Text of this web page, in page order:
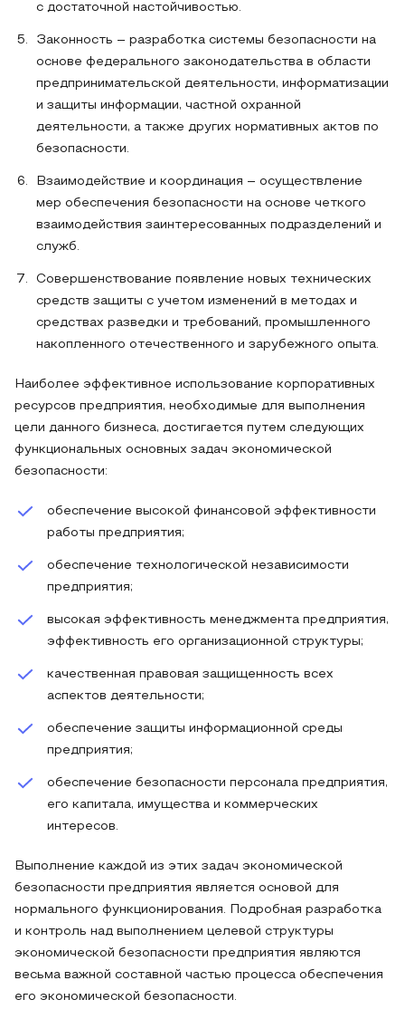
с достаточной настойчивостью.
Законность – разработка системы безопасности на
основе федерального законодательства в области
предпринимательской деятельности, информатизации
и защиты информации, частной охранной
деятельности, а также других нормативных актов по
безопасности.
Взаимодействие и координация – осуществление
мер обеспечения безопасности на основе четкого
взаимодействия заинтересованных подразделений и
служб.
Совершенствование появление новых технических
средств защиты с учетом изменений в методах и
средствах разведки и требований, промышленного
накопленного отечественного и зарубежного опыта.
Наиболее эффективное использование корпоративных
ресурсов предприятия, необходимые для выполнения
цели данного бизнеса, достигается путем следующих
функциональных основных задач экономической
безопасности:
обеспечение высокой финансовой эффективности
работы предприятия;
обеспечение технологической независимости
предприятия;
высокая эффективность менеджмента предприятия,
эффективность его организационной структуры;
качественная правовая защищенность всех
аспектов деятельности;
обеспечение защиты информационной среды
предприятия;
обеспечение безопасности персонала предприятия,
его капитала, имущества и коммерческих
интересов.
Выполнение каждой из этих задач экономической
безопасности предприятия является основой для
нормального функционирования. Подробная разработка
и контроль над выполнением целевой структуры
экономической безопасности предприятия являются
весьма важной составной частью процесса обеспечения
его экономической безопасности.